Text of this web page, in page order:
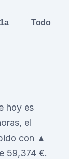
1a Todo
hoy es
el
con ▲
59,374 €.